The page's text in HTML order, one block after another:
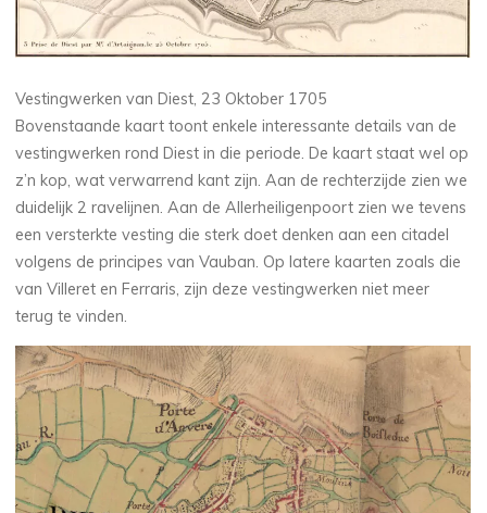
Vestingwerken van Diest, 23 Oktober 1705
Bovenstaande kaart toont enkele interessante details van de
vestingwerken rond Diest in die periode. De kaart staat wel op
z’n kop, wat verwarrend kant zijn. Aan de rechterzijde zien we
duidelijk 2 ravelijnen. Aan de Allerheiligenpoort zien we tevens
een versterkte vesting die sterk doet denken aan een citadel
volgens de principes van Vauban. Op latere kaarten zoals die
van Villeret en Ferraris, zijn deze vestingwerken niet meer
terug te vinden.